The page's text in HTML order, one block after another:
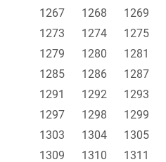
1267
1268 1269
1273
1274 1275
1279
1280 1281
1285
1286 1287
1291
1292 1293
1297
1298 1299
1303
1304 1305
1309
1310 1311